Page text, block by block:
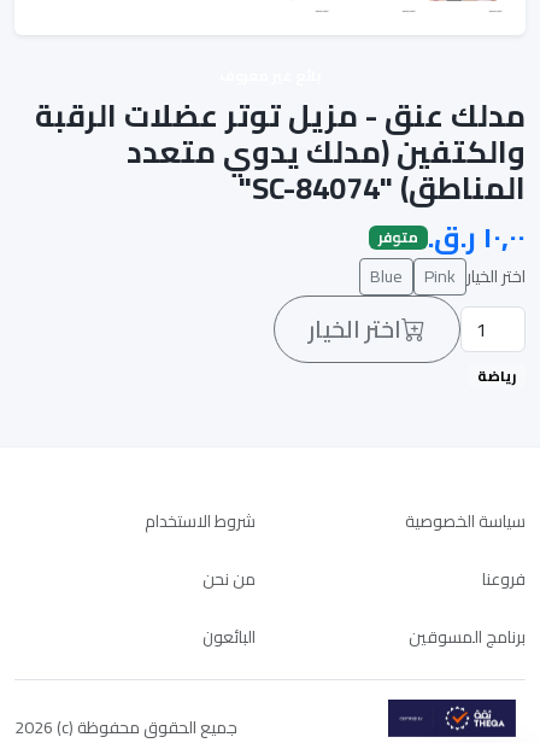
مدلك عنق - مزيل توتر عضلات الرقبة
والكتفين (مدلك يدوي متعدد
المناطق) "SC-84074"
متوفر
اختر الخيار Pink
Blue
اختر الخيار
رياضة
سياسة الخصوصية
شروط الاستخدام
فروعنا
من نحن
برنامج المسوقين
البائعون
جميع الحقوق محفوظة (c) 2026